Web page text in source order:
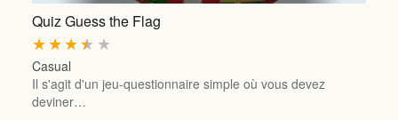
Quiz Guess the Flag
★
★
★
★
★
Casual
Il s'agit d'un jeu-questionnaire simple où vous devez
deviner…